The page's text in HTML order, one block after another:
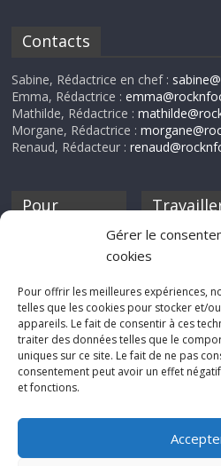
Gérer le
cookies
Pour offrir les meilleures expériences,
telles que les cookies pour stocker et/
appareils. Le fait de consentir à ces
traiter des données telles que le
uniques sur ce site. Le fait de ne pas
consentement peut avoir un effet
et fonctions.
Contacts
Sabine, Rédactrice en chef :
Emma, Rédactrice :
Mathilde, Rédactrice :
Morgane, Rédactrice :
Renaud, Rédacteur :
Pour
discothèque
Si tu souhaites
Rocknfool,
pas à nous
tes
concerts, de
séries ou
d'humeur :